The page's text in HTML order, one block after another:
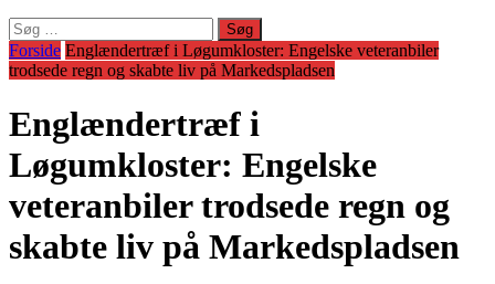
Søg
efter:
Forside Englændertræf i Løgumkloster: Engelske veteranbiler
trodsede regn og skabte liv på Markedspladsen
Englændertræf i
Løgumkloster: Engelske
veteranbiler trodsede regn og
skabte liv på Markedspladsen